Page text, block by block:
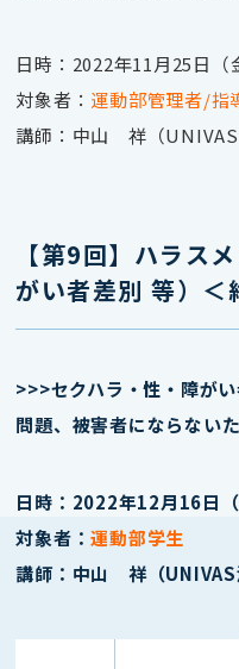
日時：2022年11月25日
対象者： 運動部管理者/指
講師：中山 祥（UNIVAS
【第9回】ハラス
がい者差別 等）＜
>>>セクハラ・性・障が
問題、被害者にならない
日時：2022年12月16日
対象者：運動部学生
講師： 中山 祥（UNIVAS